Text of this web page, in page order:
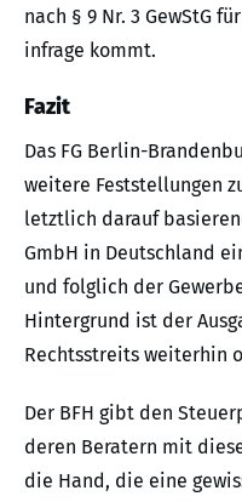
nach § 9 Nr. 3 GewStG
infrage kommt.
Fazit
Das FG Berlin-
weitere Feststellungen
letztlich darauf
GmbH in Deutschland
und folglich der
Hintergrund ist der
Rechtsstreits weiterhin
Der BFH gibt den
deren Beratern mit
die Hand, die eine